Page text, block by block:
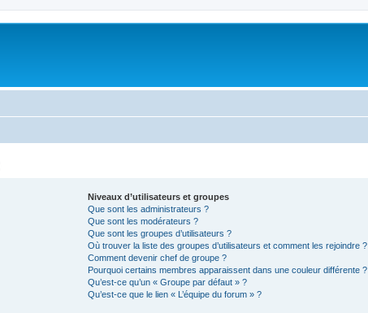
Niveaux d’utilisateurs et groupes
Que sont les administrateurs ?
Que sont les modérateurs ?
Que sont les groupes d’utilisateurs ?
Où trouver la liste des groupes d’utilisateurs et comment les rejoindre ?
Comment devenir chef de groupe ?
Pourquoi certains membres apparaissent dans une couleur différente ?
Qu’est-ce qu’un « Groupe par défaut » ?
Qu’est-ce que le lien « L’équipe du forum » ?